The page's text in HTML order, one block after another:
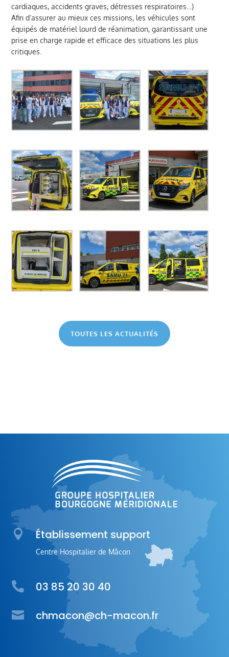
cardiaques, accidents graves, détresses respiratoires…)
Afin d’assurer au mieux ces missions, les véhicules sont
équipés de matériel lourd de réanimation, garantissant une
prise en charge rapide et efficace des situations les plus
critiques.
TOUTES LES ACTUALITÉS
 Établissement support
Centre Hospitalier de Mâcon
 03 85 20 30 40
 chmacon@ch-macon.fr